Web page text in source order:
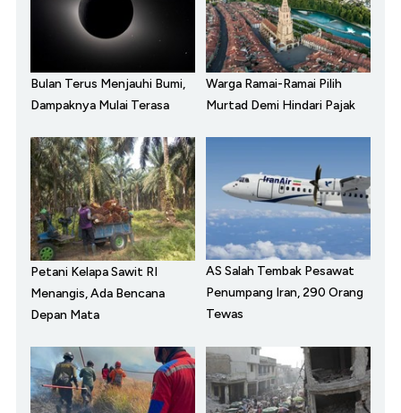
Bulan Terus Menjauhi Bumi,
Dampaknya Mulai Terasa
Warga Ramai-Ramai Pilih
Murtad Demi Hindari Pajak
Petani Kelapa Sawit RI
Menangis, Ada Bencana
Depan Mata
AS Salah Tembak Pesawat
Penumpang Iran, 290 Orang
Tewas